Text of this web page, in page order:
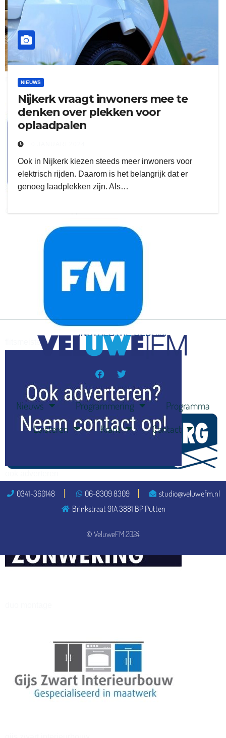
zielman
delangekortland
ruitengaparket
flitsmeister
NIEUWS
Nijkerk vraagt inwoners mee te
denken over plekken voor
oplaadpalen
Ook in Nijkerk kiezen steeds meer inwoners voor
elektrisch rijden. Daarom is het belangrijk dat er
genoeg laadplekken zijn. Als…
Nieuws Programmering
Programma
Luisteren
Krant Contact
© VeluweFM 2024
0341-360148 06-8309 8309
studio@veluwefm.nl
Brinkstraat 91A 3881 BP Putten